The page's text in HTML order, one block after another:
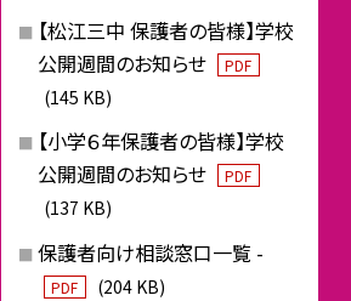
【松江三中 保護者の皆様】学校
公開週間のお知らせ
PDF
(145 KB)
【小学６年保護者の皆様】学校
公開週間のお知らせ
PDF
(137 KB)
保護者向け相談窓口一覧 -
PDF (204 KB)